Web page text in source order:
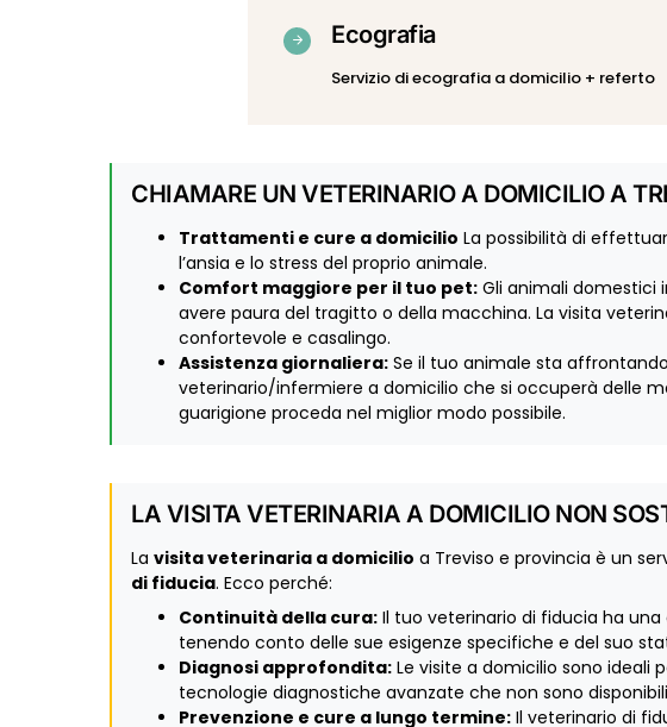
Ecografia
Servizio di ecografia a domicilio + referto
CHIAMARE UN VETERINARIO A DOMICILIO A
Trattamenti e cure a domicilio La possibilità di
l’ansia e lo stress del proprio animale.
Comfort maggiore per il tuo pet: Gli animali domestici
avere paura del tragitto o della macchina. La visita
confortevole e casalingo.
Assistenza giornaliera: Se il tuo animale sta
veterinario/infermiere a domicilio che si occuperà delle
guarigione proceda nel miglior modo possibile.
LA VISITA VETERINARIA A DOMICILIO NON
La visita veterinaria a domicilio a Treviso e provincia è un
di fiducia. Ecco perché:
Continuità della cura: Il tuo veterinario di fiducia ha
tenendo conto delle sue esigenze specifiche e del suo
Diagnosi approfondita: Le visite a domicilio sono
tecnologie diagnostiche avanzate che non sono
Prevenzione e cure a lungo termine: Il veterinario di